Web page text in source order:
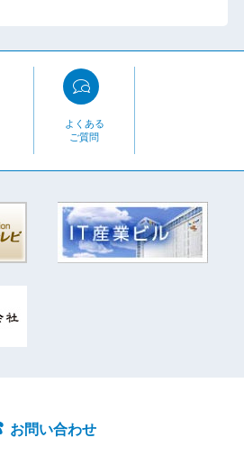
よくある
ご質問
お問い合わせ